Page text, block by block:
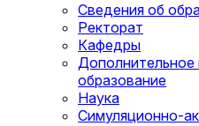
Сведения об
Ректорат
Кафедры
Дополнительное
образование
Наука
Симуляционно-